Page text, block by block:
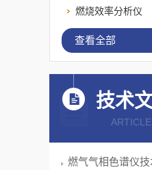
燃烧效率分析仪
查看全部
技术
燃气气相色谱仪